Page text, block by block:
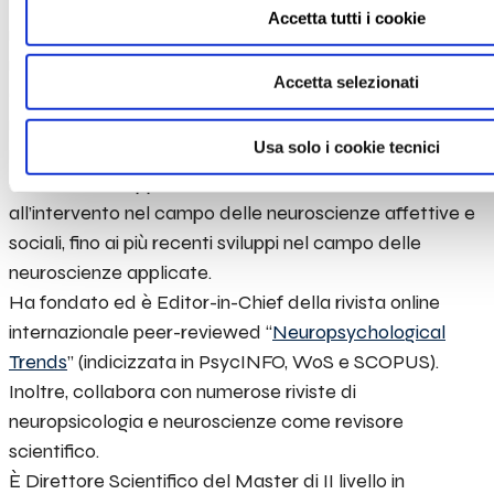
Accetta tutti i cookie
Accetta selezionati
Usa solo i cookie tecnici
ricerca che promuovono, spostandosi dallo sviluppo e
dalla validazione di nuovi modelli interpretativi e di
metodi avanzati di indagine nel campo delle
neuroscienze del linguaggio e della comunicazione, alla
definizione di approcci innovativi alla ricerca e
all’intervento nel campo delle neuroscienze affettive e
sociali, fino ai più recenti sviluppi nel campo delle
neuroscienze applicate.
Ha fondato ed è Editor-in-Chief della rivista online
internazionale peer-reviewed “Neuropsychological
Trends” (indicizzata in PsycINFO, WoS e SCOPUS).
Inoltre, collabora con numerose riviste di
neuropsicologia e neuroscienze come revisore
scientifico.
È Direttore Scientifico del Master di II livello in